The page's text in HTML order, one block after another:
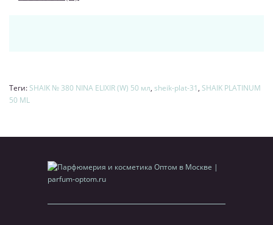
Теги: SHAIK № 380 NINA ELIXIR (W) 50 мл, sheik-plat-31 , SHAIK PLATINUM
50 ML